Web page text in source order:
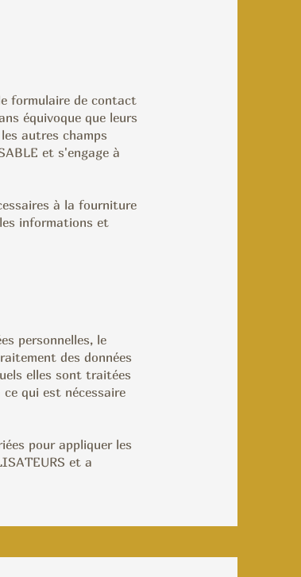
formulaire de contact
équivoque que leurs
autres champs
et s'engage à
à la fourniture
informations et
personnelles, le
des données
elles sont traitées
qui est nécessaire
pour appliquer les
et a